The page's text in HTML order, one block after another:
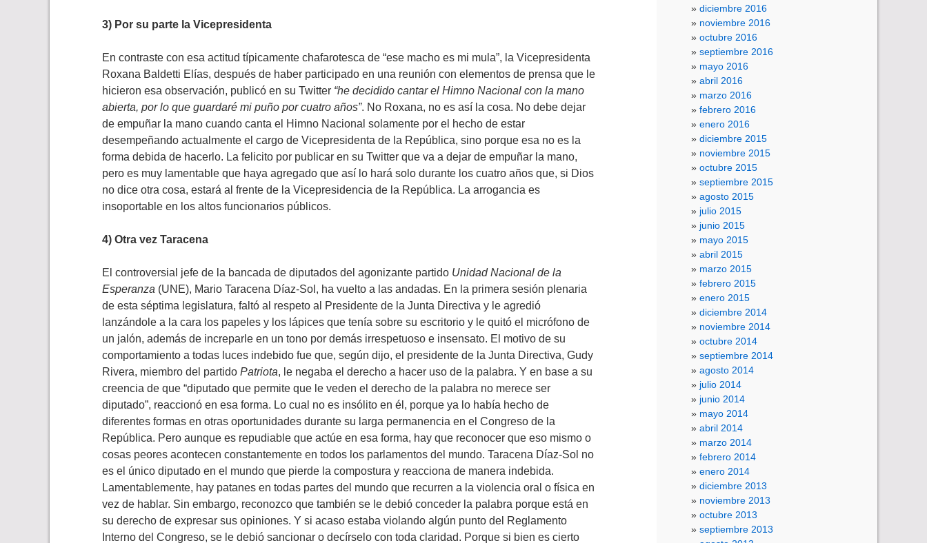
3) Por su parte la Vicepresidenta
En contraste con esa actitud típicamente chafarotesca de “ese macho es mi mula”, la Vicepresidenta
Roxana Baldetti Elías, después de haber participado en una reunión con elementos de prensa que le
hicieron esa observación, publicó en su Twitter “he decidido cantar el Himno Nacional con la mano
abierta, por lo que guardaré mi puño por cuatro años”. No Roxana, no es así la cosa. No debe dejar
de empuñar la mano cuando canta el Himno Nacional solamente por el hecho de estar
desempeñando actualmente el cargo de Vicepresidenta de la República, sino porque esa no es la
forma debida de hacerlo. La felicito por publicar en su Twitter que va a dejar de empuñar la mano,
pero es muy lamentable que haya agregado que así lo hará solo durante los cuatro años que, si Dios
no dice otra cosa, estará al frente de la Vicepresidencia de la República. La arrogancia es
insoportable en los altos funcionarios públicos.
4) Otra vez Taracena
El controversial jefe de la bancada de diputados del agonizante partido Unidad Nacional de la
Esperanza (UNE), Mario Taracena Díaz-Sol, ha vuelto a las andadas. En la primera sesión plenaria
de esta séptima legislatura, faltó al respeto al Presidente de la Junta Directiva y le agredió
lanzándole a la cara los papeles y los lápices que tenía sobre su escritorio y le quitó el micrófono de
un jalón, además de increparle en un tono por demás irrespetuoso e insensato. El motivo de su
comportamiento a todas luces indebido fue que, según dijo, el presidente de la Junta Directiva, Gudy
Rivera, miembro del partido Patriota, le negaba el derecho a hacer uso de la palabra. Y en base a su
creencia de que “diputado que permite que le veden el derecho de la palabra no merece ser
diputado”, reaccionó en esa forma. Lo cual no es insólito en él, porque ya lo había hecho de
diferentes formas en otras oportunidades durante su larga permanencia en el Congreso de la
República. Pero aunque es repudiable que actúe en esa forma, hay que reconocer que eso mismo o
cosas peores acontecen constantemente en todos los parlamentos del mundo. Taracena Díaz-Sol no
es el único diputado en el mundo que pierde la compostura y reacciona de manera indebida.
Lamentablemente, hay patanes en todas partes del mundo que recurren a la violencia oral o física en
vez de hablar. Sin embargo, reconozco que también se le debió conceder la palabra porque está en
su derecho de expresar sus opiniones. Y si acaso estaba violando algún punto del Reglamento
Interno del Congreso, se le debió sancionar o decírselo con toda claridad. Porque si bien es cierto
diciembre 2016
noviembre 2016
octubre 2016
septiembre 2016
mayo 2016
abril 2016
marzo 2016
febrero 2016
enero 2016
diciembre 2015
noviembre 2015
octubre 2015
septiembre 2015
agosto 2015
julio 2015
junio 2015
mayo 2015
abril 2015
marzo 2015
febrero 2015
enero 2015
diciembre 2014
noviembre 2014
octubre 2014
septiembre 2014
agosto 2014
julio 2014
junio 2014
mayo 2014
abril 2014
marzo 2014
febrero 2014
enero 2014
diciembre 2013
noviembre 2013
octubre 2013
septiembre 2013